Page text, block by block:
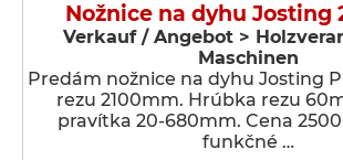
Nožnice na dyhu Josting
Verkauf / Angebot >
Maschinen
Predám nožnice na dyhu Josting
rezu 2100mm. Hrúbka rezu
pravítka 20-680mm. Cena
funkčné …